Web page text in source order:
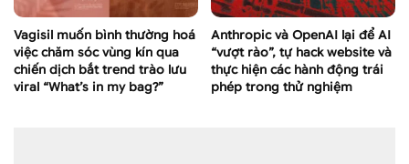
Vagisil muốn bình thường hoá
việc chăm sóc vùng kín qua
chiến dịch bắt trend trào lưu
viral “What’s in my bag?”
Anthropic và OpenAI lại để AI
“vượt rào”, tự hack website và
thực hiện các hành động trái
phép trong thử nghiệm